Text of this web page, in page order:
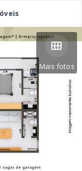
Mais fotos